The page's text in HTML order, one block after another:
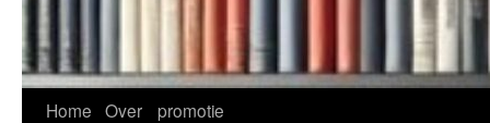
Home Over promotie